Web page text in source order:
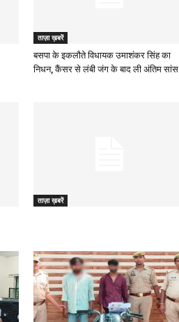
ताज़ा ख़बरें
बसपा के इकलौते विधायक उमाशंकर सिंह का
निधन, कैंसर से लंबी जंग के बाद ली अंतिम सांस
ताज़ा ख़बरें